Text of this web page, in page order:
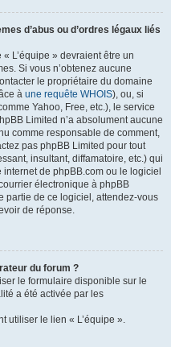
d’abus ou d’ordres légaux liés
L’équipe » devraient être un
Si vous n’obtenez aucune
le propriétaire du domaine
à une requête WHOIS), ou, si
Yahoo, Free, etc.), le service
Limited n’a absolument aucune
comme responsable de comment,
pas phpBB Limited pour tout
insultant, diffamatoire, etc.) qui
de phpBB.com ou le logiciel
électronique à phpBB
partie de ce logiciel, attendez-vous
de réponse.
du forum ?
le formulaire disponible sur le
a été activée par les
utiliser le lien « L’équipe ».